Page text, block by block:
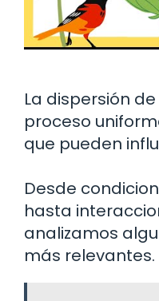
La dispersión
proceso
que pueden
Desde
hasta
analizamos
más relevantes.